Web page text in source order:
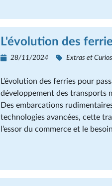
L'évolution des
28/11/2024 Extras et
L’évolution des ferries pour
développement des transports
Des embarcations
technologies avancées, cette
l’essor du commerce et le